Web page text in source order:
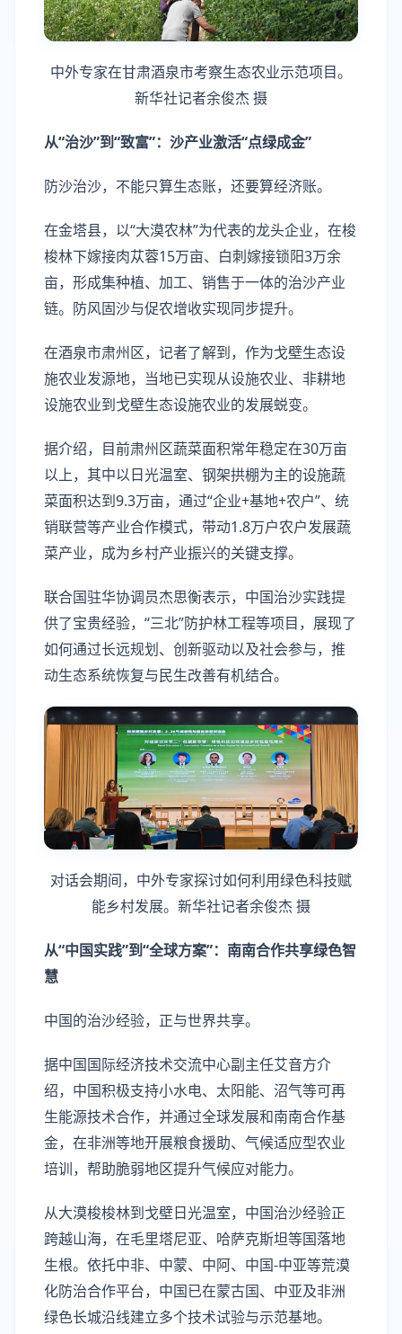
中外专家在甘肃酒泉市考察生态农业示范项目。
新华社记者余俊杰 摄
从“治沙”到“致富”：沙产业激活“点绿成金”
防沙治沙，不能只算生态账，还要算经济账。
在金塔县，以“大漠农林”为代表的龙头企业，在梭
梭林下嫁接肉苁蓉15万亩、白刺嫁接锁阳3万余
亩，形成集种植、加工、销售于一体的治沙产业
链。防风固沙与促农增收实现同步提升。
在酒泉市肃州区，记者了解到，作为戈壁生态设
施农业发源地，当地已实现从设施农业、非耕地
设施农业到戈壁生态设施农业的发展蜕变。
据介绍，目前肃州区蔬菜面积常年稳定在30万亩
以上，其中以日光温室、钢架拱棚为主的设施蔬
菜面积达到9.3万亩，通过“企业+基地+农户”、统
销联营等产业合作模式，带动1.8万户农户发展蔬
菜产业，成为乡村产业振兴的关键支撑。
联合国驻华协调员杰思衡表示，中国治沙实践提
供了宝贵经验，“三北”防护林工程等项目，展现了
如何通过长远规划、创新驱动以及社会参与，推
动生态系统恢复与民生改善有机结合。
对话会期间，中外专家探讨如何利用绿色科技赋
能乡村发展。新华社记者余俊杰 摄
从“中国实践”到“全球方案”：南南合作共享绿色智
慧
中国的治沙经验，正与世界共享。
据中国国际经济技术交流中心副主任艾音方介
绍，中国积极支持小水电、太阳能、沼气等可再
生能源技术合作，并通过全球发展和南南合作基
金，在非洲等地开展粮食援助、气候适应型农业
培训，帮助脆弱地区提升气候应对能力。
从大漠梭梭林到戈壁日光温室，中国治沙经验正
跨越山海，在毛里塔尼亚、哈萨克斯坦等国落地
生根。依托中非、中蒙、中阿、中国-中亚等荒漠
化防治合作平台，中国已在蒙古国、中亚及非洲
绿色长城沿线建立多个技术试验与示范基地。